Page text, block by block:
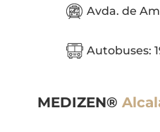
Avda. de
Autobuses:
MEDIZEN®